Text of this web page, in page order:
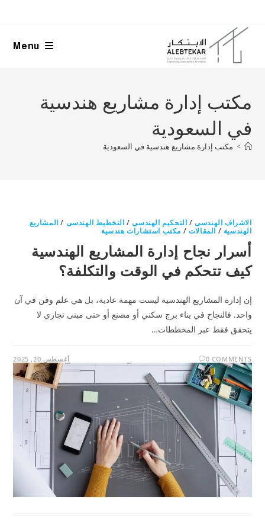
content
Menu
مكتب إدارة مشاريع هندسية
في السعودية
> مكتب إدارة مشاريع هندسية في السعودية
الاشراف الهندسى/ التحكيم الهندسى/ التخطيط الهندسى / المشاريع
الهندسية / المقالات / مكتب استشارات هندسية
أسرار نجاح إدارة المشاريع الهندسية
كيف تتحكم في الوقت والتكلفة؟
إن إدارة المشاريع الهندسية ليست مهمة عادية، بل هي علم وفن في آن
واحد. فالنجاح في بناء برج سكني أو مصنع أو حتى مبنى تجاري لا
يتحقق فقط عبر المخططات…
0 COMMENTS أغسطس 20, 2025